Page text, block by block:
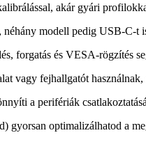
akár gyári
modell pedig USB-C-t
forgatás és VESA-rögzítés
vagy fejhallgatót
a perifériák
optimalizálhatod a